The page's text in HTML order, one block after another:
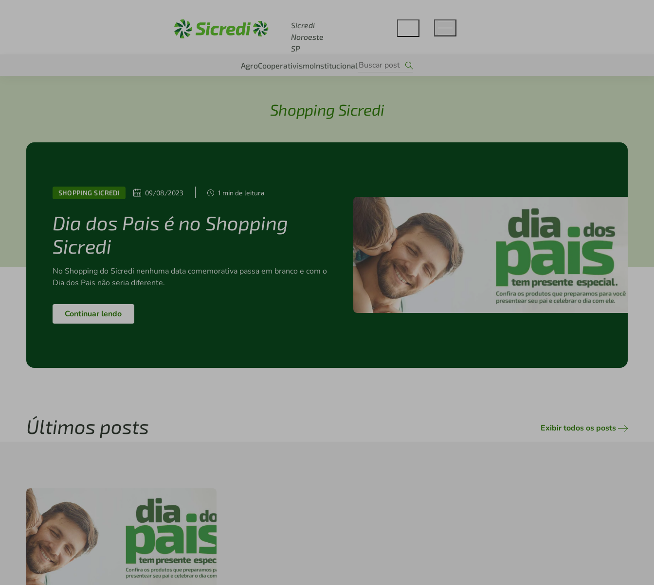
Sicredi
Noroeste
SP
AgroCooperativismoInstitucional
Shopping Sicredi
SHOPPING SICREDI 09/08/2023 1 min de leitura
Dia dos Pais é no Shopping
Sicredi
No Shopping do Sicredi nenhuma data comemorativa passa em branco e com o
Dia dos Pais não seria diferente.
Continuar lendo
Últimos posts Exibir todos os posts